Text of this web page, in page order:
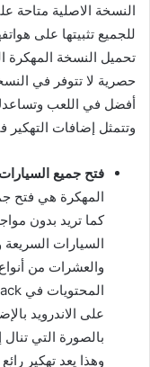
النسخة الاصلية متاحة
للجميع تثبيتها على
تحميل النسخة المهكرة
حصرية لا تتوفر في
أفضل في اللعب
وتتمثل إضافات التهكير
فتح جميع السيارات
المهكرة هي فتح
كما تريد بدون
السيارات
والعشرات من
على الاندرويد
بالصورة التي